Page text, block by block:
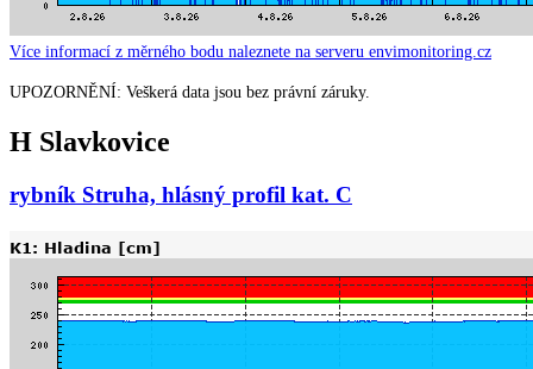
Více informací z měrného bodu naleznete na serveru envimonitoring.cz
UPOZORNĚNÍ: Veškerá data jsou bez právní záruky.
H Slavkovice
rybník Struha, hlásný profil kat. C